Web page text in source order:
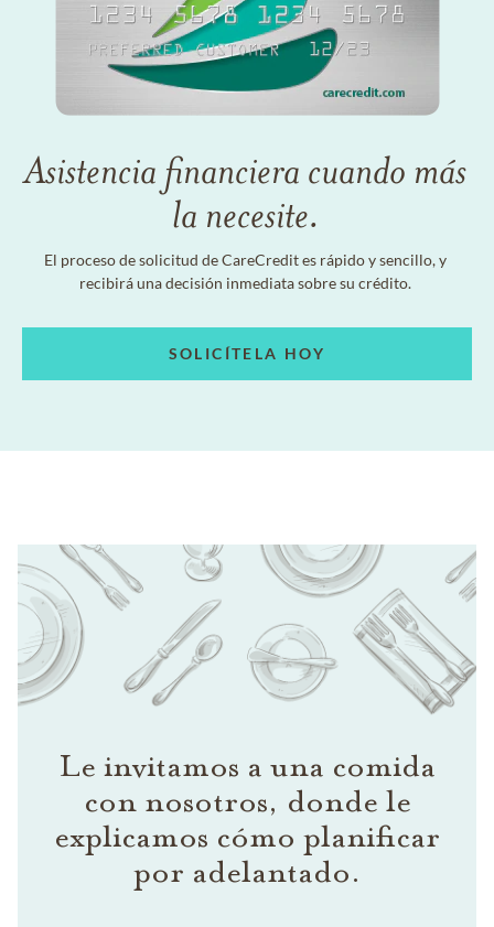
Asistencia financiera cuando más
la necesite.
El proceso de solicitud de CareCredit es rápido y sencillo, y
recibirá una decisión inmediata sobre su crédito.
SOLICÍTELA HOY
Le invitamos a una comida
con nosotros, donde le
explicamos cómo planificar
por adelantado.